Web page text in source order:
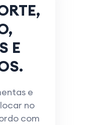
E
e
no
com